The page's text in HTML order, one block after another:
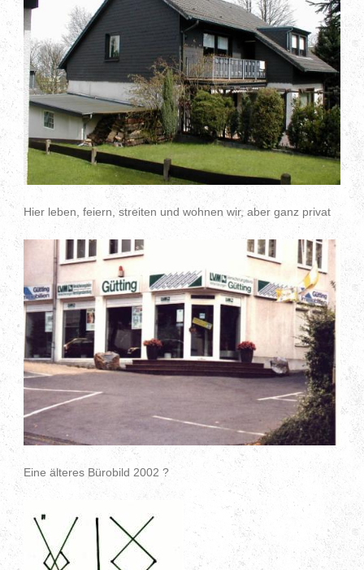
Hier leben, feiern, streiten und wohnen wir, aber ganz privat
Eine älteres Bürobild 2002 ?